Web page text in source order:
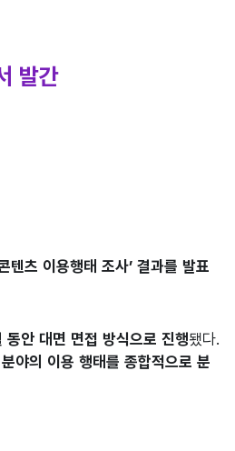
발간
츠 이용행태 조사’ 결과를 발표
안 대면 면접 방식으로 진행됐다.
야의 이용 행태를 종합적으로 분